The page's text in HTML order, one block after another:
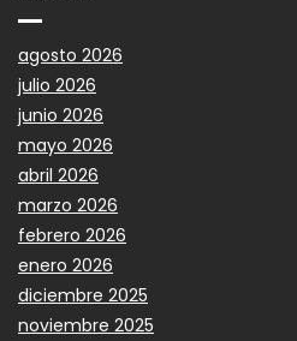
agosto 2026
julio 2026
junio 2026
mayo 2026
abril 2026
marzo 2026
febrero 2026
enero 2026
diciembre 2025
noviembre 2025